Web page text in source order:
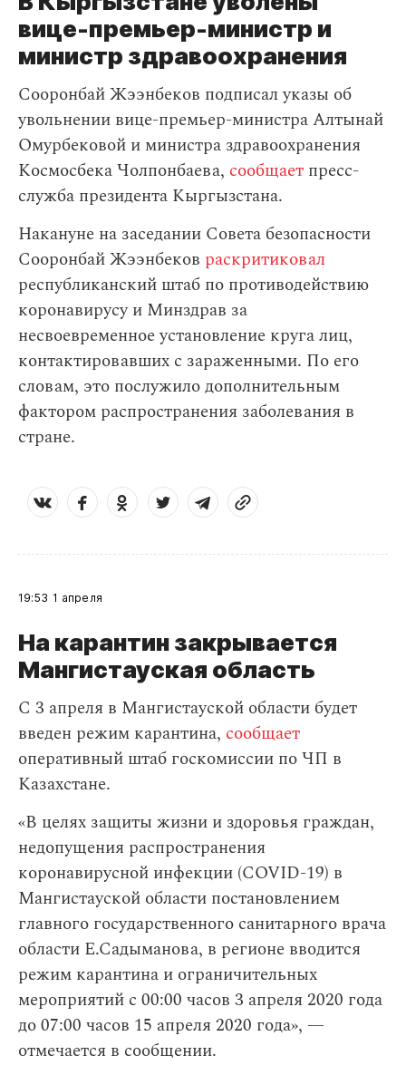
вице-премьер-министр и
министр здравоохранения
Сооронбай Жээнбеков подписал указы об
увольнении вице-премьер-министра Алтынай
Омурбековой и министра здравоохранения
Космосбека Чолпонбаева, сообщает пресс-
служба президента Кыргызстана.
Накануне на заседании Совета безопасности
Сооронбай Жээнбеков раскритиковал
республиканский штаб по противодействию
коронавирусу и Минздрав за
несвоевременное установление круга лиц,
контактировавших с зараженными. По его
словам, это послужило дополнительным
фактором распространения заболевания в
стране.
19:53 1 апреля
На карантин закрывается
Мангистауская область
С 3 апреля в Мангистауской области будет
введен режим карантина, сообщает
оперативный штаб госкомиссии по ЧП в
Казахстане.
«В целях защиты жизни и здоровья граждан,
недопущения распространения
коронавирусной инфекции (COVID-19) в
Мангистауской области постановлением
главного государственного санитарного врача
области Е.Садыманова, в регионе вводится
режим карантина и ограничительных
мероприятий с 00:00 часов 3 апреля 2020 года
до 07:00 часов 15 апреля 2020 года», —
отмечается в сообщении.